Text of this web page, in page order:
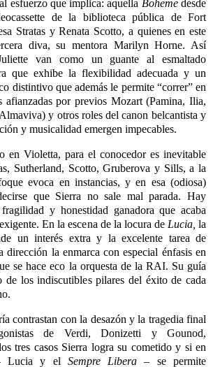
esfuerzo que implica: aquella Bohemedesde
de la biblioteca pública de Fort
Stratas y Renata Scotto, a quienes en este
diva, su mentora Marilyn Horne. Así
van como un guante al esmaltado
que exhibe la flexibilidad adecuada y un
distintivo que además le permite “correr” en
afianzadas por previos Mozart (Pamina, Ilia,
y otros roles del canon belcantista y
y musicalidad emergen impecables.
en Violetta, para el conocedor es inevitable
Sutherland, Scotto, Gruberova y Sills, a la
evoca en instancias, y en esa (odiosa)
que Sierra no sale mal parada. Hay
y honestidad ganadora que acaba
En la escena de la locura de Lucia, la
un interés extra y la excelente tarea de
dirección la enmarca con especial énfasis en
se hace eco la orquesta de la RAI. Su guía
de los indiscutibles pilares del éxito de cada
contrastan con la desazón y la tragedia final
de Verdi, Donizetti y Gounod,
tres casos Sierra logra su cometido y si en
– Lucia y el Sempre Libera – se permite